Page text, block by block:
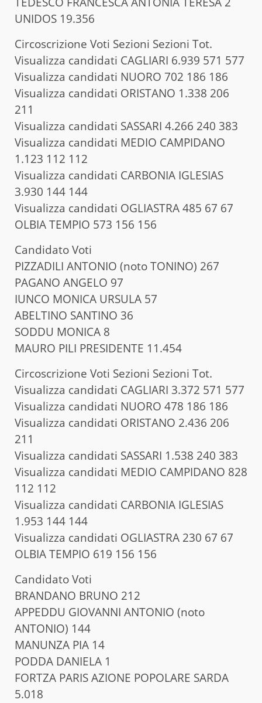
UNIDOS 19.356
Circoscrizione Voti Sezioni Sezioni Tot.
Visualizza candidati CAGLIARI 6.939 571 577
Visualizza candidati NUORO 702 186 186
Visualizza candidati ORISTANO 1.338 206
211
Visualizza candidati SASSARI 4.266 240 383
Visualizza candidati MEDIO CAMPIDANO
1.123 112 112
Visualizza candidati CARBONIA IGLESIAS
3.930 144 144
Visualizza candidati OGLIASTRA 485 67 67
OLBIA TEMPIO 573 156 156
Candidato Voti
PIZZADILI ANTONIO (noto TONINO) 267
PAGANO ANGELO 97
IUNCO MONICA URSULA 57
ABELTINO SANTINO 36
SODDU MONICA 8
MAURO PILI PRESIDENTE 11.454
Circoscrizione Voti Sezioni Sezioni Tot.
Visualizza candidati CAGLIARI 3.372 571 577
Visualizza candidati NUORO 478 186 186
Visualizza candidati ORISTANO 2.436 206
211
Visualizza candidati SASSARI 1.538 240 383
Visualizza candidati MEDIO CAMPIDANO 828
112 112
Visualizza candidati CARBONIA IGLESIAS
1.953 144 144
Visualizza candidati OGLIASTRA 230 67 67
OLBIA TEMPIO 619 156 156
Candidato Voti
BRANDANO BRUNO 212
APPEDDU GIOVANNI ANTONIO (noto
ANTONIO) 144
MANUNZA PIA 14
PODDA DANIELA 1
FORTZA PARIS AZIONE POPOLARE SARDA
5.018